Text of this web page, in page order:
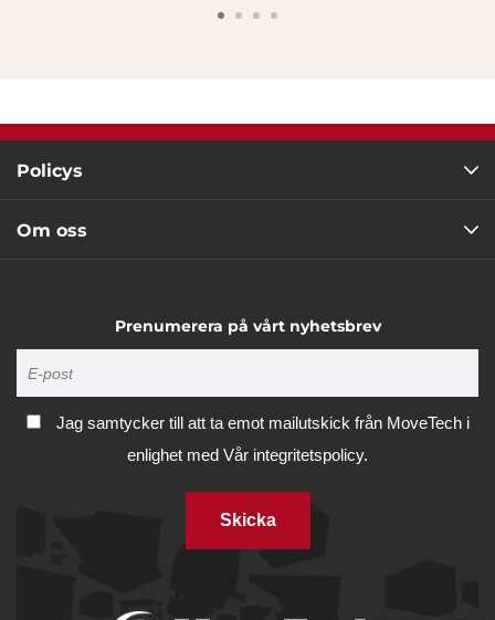
Policys
Om oss
Prenumerera på vårt nyhetsbrev
Jag samtycker till att ta emot mailutskick från MoveTech i
enlighet med Vår integritetspolicy.
Skicka